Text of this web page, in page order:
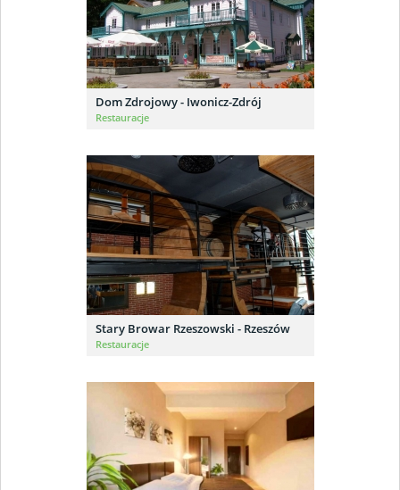
Dom Zdrojowy - Iwonicz-Zdrój
Restauracje
Stary Browar Rzeszowski - Rzeszów
Restauracje